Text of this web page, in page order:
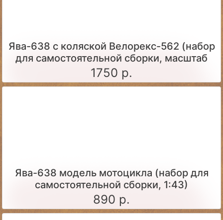
Ява-638 с коляской Велорекс-562 (набор
для самостоятельной сборки, масштаб
1:43)
1750 р.
Ява-638 модель мотоцикла (набор для
самостоятельной сборки, 1:43)
890 р.